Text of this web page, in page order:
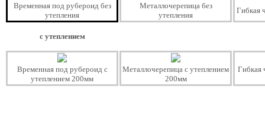
Временная под рубероид без
утепления
Металлочерепица без
утепления
Гибкая
с утеплением
Временная под рубероид с
утеплением 200мм
Металлочерепица с утеплением
200мм
Гибкая